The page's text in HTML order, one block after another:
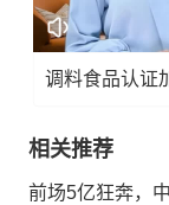
调料食品认证
相关推荐
前场5亿狂奔，